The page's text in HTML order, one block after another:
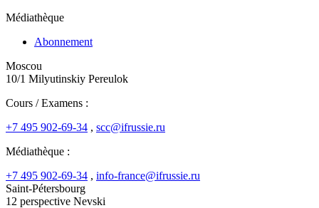
Médiathèque
Abonnement
Moscou
10/1 Milyutinskiy Pereulok
Cours / Examens :
+7 495 902-69-34 , scc@ifrussie.ru
Médiathèque :
+7 495 902-69-34 , info-france@ifrussie.ru
Saint-Pétersbourg
12 perspective Nevski